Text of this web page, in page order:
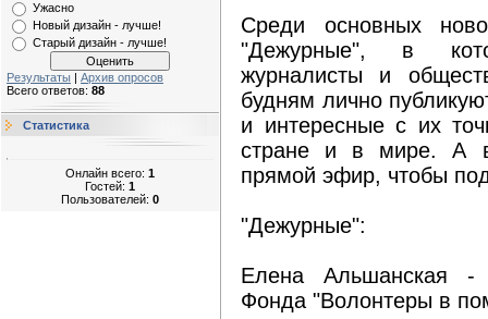
Ужасно
Новый дизайн - лучше!
Старый дизайн - лучше!
Результаты | Архив опросов
Всего ответов: 88
Статистика
Онлайн всего: 1
Гостей: 1
Пользователей: 0
Среди основных
"Дежурные", в
журналисты и
будням лично
и интересные с их
стране и в мире. А
прямой эфир, чтобы
"Дежурные":
Елена Альшанская -
Фонда "Волонтеры в